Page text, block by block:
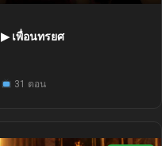
▶ เพื่อนทรยศ
31 ตอน